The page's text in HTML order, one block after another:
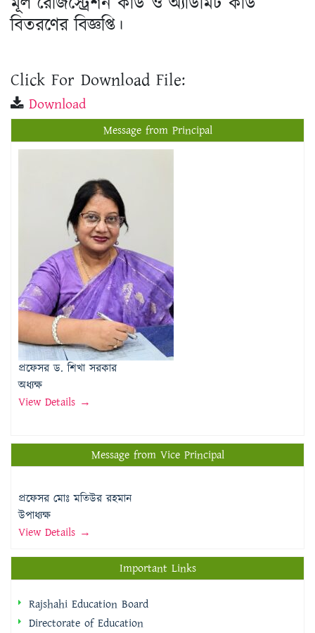
বিতরণের বিজ্ঞপ্তি।
Click For Download File:
Download
Message from Principal
প্রফেসর ড. শিখা সরকার
অধ্যক্ষ
View Details →
Message from Vice Principal
প্রফেসর মোঃ মতিউর রহমান
উপাধ্যক্ষ
View Details →
Important Links
Rajshahi Education Board
Directorate of Education